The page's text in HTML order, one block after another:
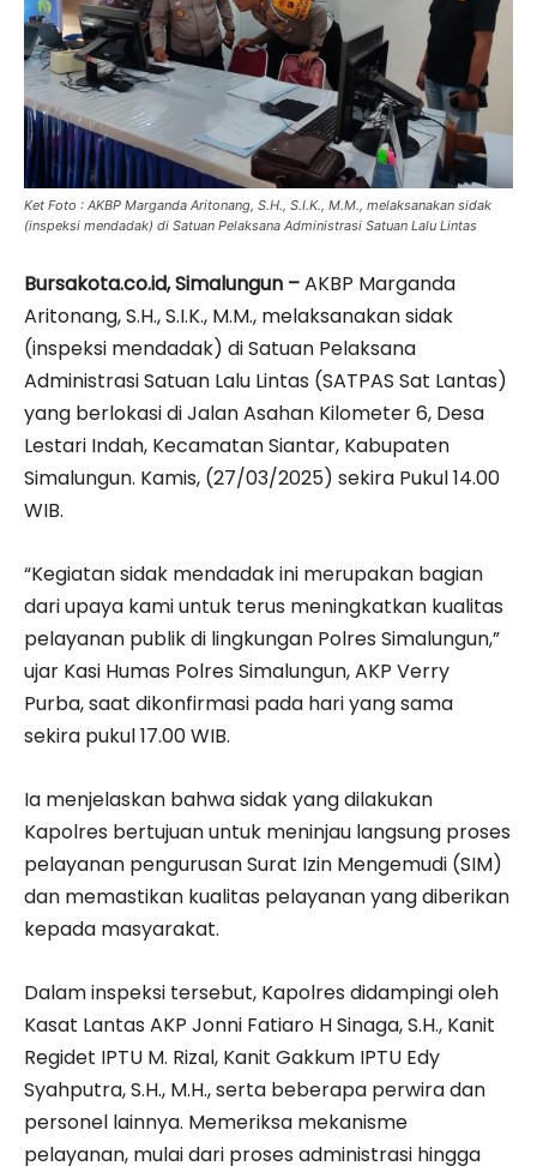
Ket Foto : AKBP Marganda Aritonang, S.H., S.I.K., M.M., melaksanakan sidak
(inspeksi mendadak) di Satuan Pelaksana Administrasi Satuan Lalu Lintas
Bursakota.co.id, Simalungun –AKBP Marganda
Aritonang, S.H., S.I.K., M.M., melaksanakan sidak
(inspeksi mendadak) di Satuan Pelaksana
Administrasi Satuan Lalu Lintas (SATPAS Sat Lantas)
yang berlokasi di Jalan Asahan Kilometer 6, Desa
Lestari Indah, Kecamatan Siantar, Kabupaten
Simalungun. Kamis, (27/03/2025) sekira Pukul 14.00
WIB.
“Kegiatan sidak mendadak ini merupakan bagian
dari upaya kami untuk terus meningkatkan kualitas
pelayanan publik di lingkungan Polres Simalungun,”
ujar Kasi Humas Polres Simalungun, AKP Verry
Purba, saat dikonfirmasi pada hari yang sama
sekira pukul 17.00 WIB.
Ia menjelaskan bahwa sidak yang dilakukan
Kapolres bertujuan untuk meninjau langsung proses
pelayanan pengurusan Surat Izin Mengemudi (SIM)
dan memastikan kualitas pelayanan yang diberikan
kepada masyarakat.
Dalam inspeksi tersebut, Kapolres didampingi oleh
Kasat Lantas AKP Jonni Fatiaro H Sinaga, S.H., Kanit
Regidet IPTU M. Rizal, Kanit Gakkum IPTU Edy
Syahputra, S.H., M.H., serta beberapa perwira dan
personel lainnya. Memeriksa mekanisme
pelayanan, mulai dari proses administrasi hingga